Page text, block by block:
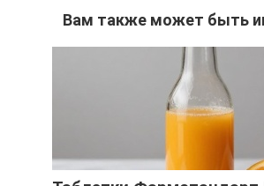
Вам также может быть